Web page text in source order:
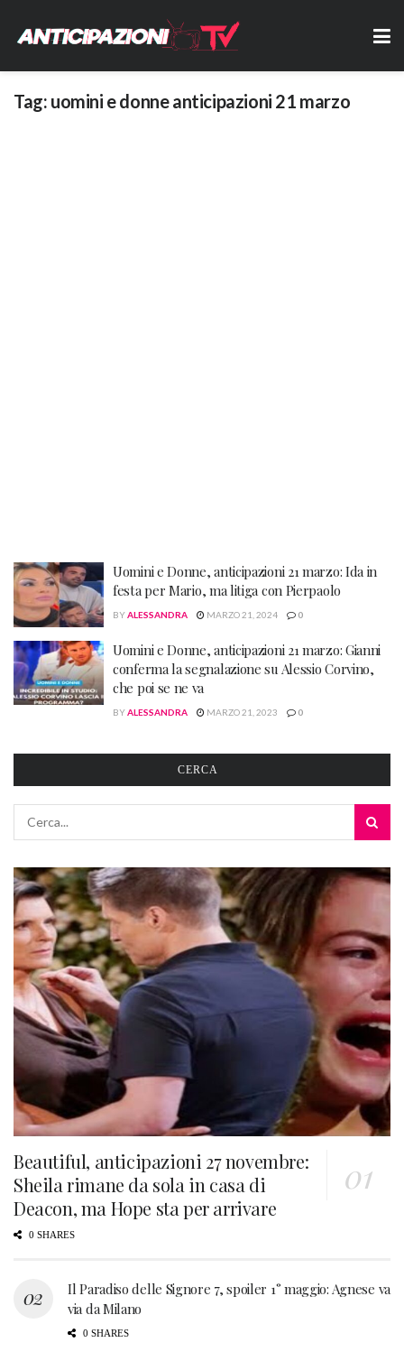
Tag: uomini e donne anticipazioni 21 marzo
Uomini e Donne, anticipazioni 21 marzo: Ida in
festa per Mario, ma litiga con Pierpaolo
BYALESSANDRA MARZO 21, 2024 0
Uomini e Donne, anticipazioni 21 marzo: Gianni
conferma la segnalazione su Alessio Corvino,
che poi se ne va
BYALESSANDRA MARZO 21, 2023 0
CERCA
Beautiful, anticipazioni 27 novembre:
Sheila rimane da sola in casa di
Deacon, ma Hope sta per arrivare
0 SHARES
Il Paradiso delle Signore 7, spoiler 1° maggio: Agnese va
via da Milano
0 SHARES